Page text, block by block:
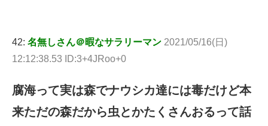
42: 名無しさん＠暇なサラリーマン 2021/05/16(日)
12:12:38.53 ID:3+4JRoo+0
腐海って実は森でナウシカ達には毒だけど本
来ただの森だから虫とかたくさんおるって話